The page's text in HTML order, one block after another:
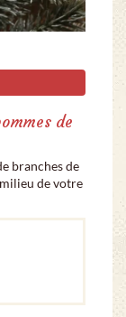
de
branches de
de votre